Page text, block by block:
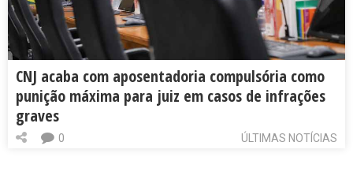
CNJ acaba com aposentadoria compulsória como
punição máxima para juiz em casos de infrações
graves
ÚLTIMAS NOTÍCIAS
0